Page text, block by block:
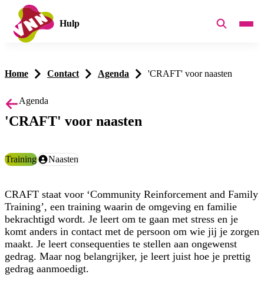
Hulp
Home Contact Agenda 'CRAFT' voor naasten
Agenda
'CRAFT' voor naasten
Categorie:
TrainingDoelgroep:
Naasten
CRAFT staat voor ‘Community Reinforcement and Family
Training’, een training waarin de omgeving en familie
bekrachtigd wordt. Je leert om te gaan met stress en je
komt anders in contact met de persoon om wie jij je zorgen
maakt. Je leert consequenties te stellen aan ongewenst
gedrag. Maar nog belangrijker, je leert juist hoe je prettig
gedrag aanmoedigt.